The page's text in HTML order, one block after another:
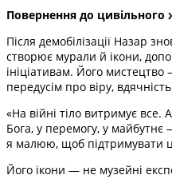
Повернення до цивільного
Після демобілізації Назар
створює мурали й ікони,
ініціативам. Його
передусім про віру, вдячність
«На війні тіло витримує
Бога, у перемогу, у майбутнє
я малюю, щоб підтримувати
Його ікони — не музейні